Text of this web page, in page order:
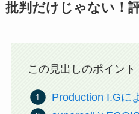
批判だけじゃない！
この見出しのポイント
Production I.Gに